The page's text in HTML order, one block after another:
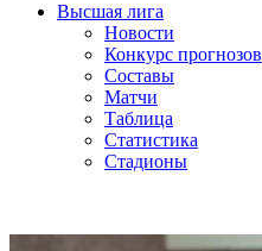
Высшая лига
Новости
Конкурс прогнозов
Составы
Матчи
Таблица
Статистика
Стадионы